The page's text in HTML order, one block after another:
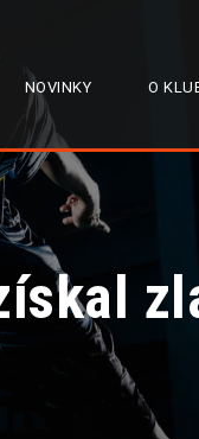
NOVINKY O